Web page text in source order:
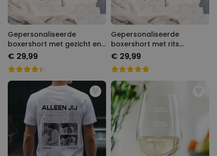
Gepersonaliseerde
boxershort met gezicht en
tekst
€ 29,99
Gepersonaliseerde
boxershort met rits
ontwerp
€ 29,99